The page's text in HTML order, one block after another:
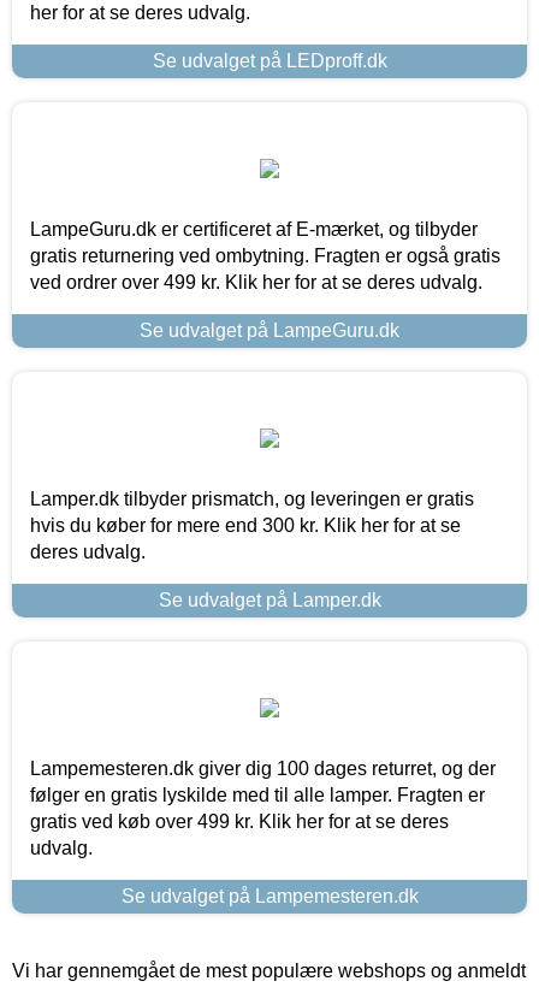
her for at se deres udvalg.
Se udvalget på LEDproff.dk
LampeGuru.dk er certificeret af E-mærket, og tilbyder
gratis returnering ved ombytning. Fragten er også gratis
ved ordrer over 499 kr. Klik her for at se deres udvalg.
Se udvalget på LampeGuru.dk
Lamper.dk tilbyder prismatch, og leveringen er gratis
hvis du køber for mere end 300 kr. Klik her for at se
deres udvalg.
Se udvalget på Lamper.dk
Lampemesteren.dk giver dig 100 dages returret, og der
følger en gratis lyskilde med til alle lamper. Fragten er
gratis ved køb over 499 kr. Klik her for at se deres
udvalg.
Se udvalget på Lampemesteren.dk
Vi har gennemgået de mest populære webshops og anmeldt